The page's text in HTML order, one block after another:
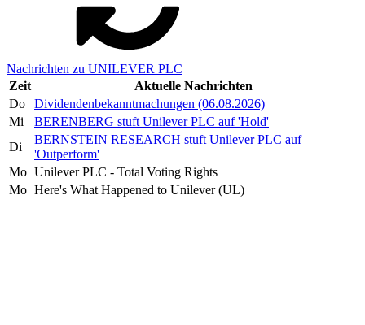
Nachrichten zu UNILEVER PLC
Zeit
Aktuelle Nachrichten
Do
Dividendenbekanntmachungen (06.08.2026)
Mi
BERENBERG stuft Unilever PLC auf 'Hold'
Di
BERNSTEIN RESEARCH stuft Unilever PLC auf
'Outperform'
Mo Unilever PLC - Total Voting Rights
Mo Here's What Happened to Unilever (UL)